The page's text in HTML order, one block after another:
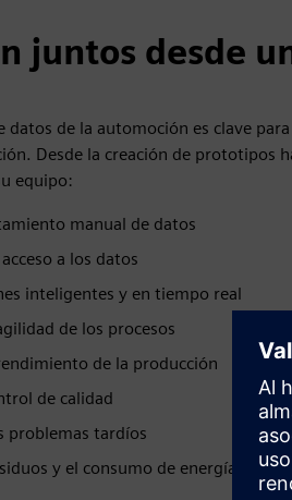
juntos desde
datos de la automoción es clave
Desde la creación de prototipos
equipo:
manual de datos
a los datos
inteligentes y en tiempo real
de los procesos
de la producción
de calidad
problemas tardíos
y el consumo de energía